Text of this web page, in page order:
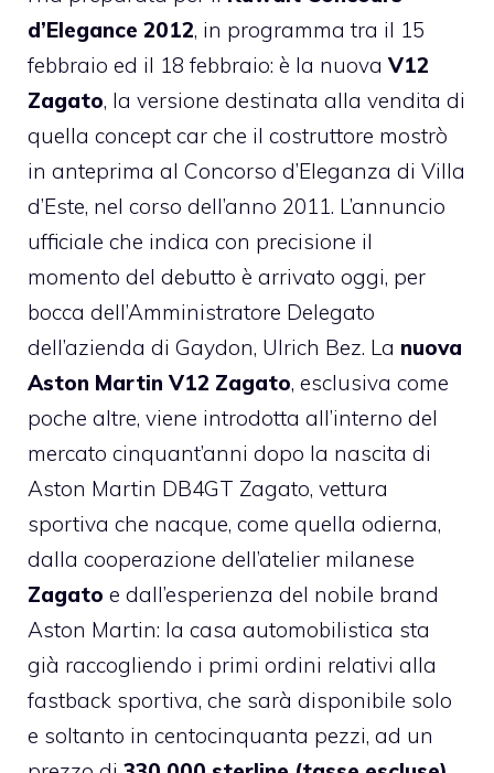
d’Elegance 2012, in programma tra il 15
febbraio ed il 18 febbraio: è la nuovaV12
Zagato, la versione destinata alla vendita di
quella concept car che il costruttore mostrò
in anteprima al Concorso d’Eleganza di Villa
d’Este, nel corso dell’anno 2011. L’annuncio
ufficiale che indica con precisione il
momento del debutto è arrivato oggi, per
bocca dell’Amministratore Delegato
dell’azienda di Gaydon, Ulrich Bez. La nuova
Aston Martin V12 Zagato, esclusiva come
poche altre, viene introdotta all’interno del
mercato cinquant’anni dopo la nascita di
Aston Martin DB4GT Zagato, vettura
sportiva che nacque, come quella odierna,
dalla cooperazione dell’atelier milanese
Zagato e dall’esperienza del nobile brand
Aston Martin: la casa automobilistica sta
già raccogliendo i primi ordini relativi alla
fastback sportiva, che sarà disponibile solo
e soltanto in centocinquanta pezzi, ad un